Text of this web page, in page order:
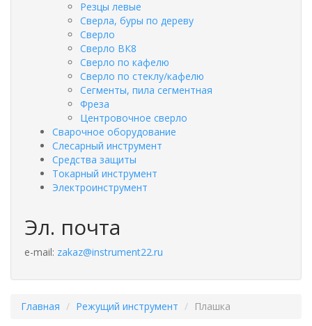
Резцы левые
Сверла, буры по дереву
Сверло
Сверло ВК8
Сверло по кафелю
Сверло по стеклу/кафелю
Сегменты, пила сегментная
Фреза
Центровочное сверло
Сварочное оборудование
Слесарный инструмент
Средства защиты
Токарный инструмент
Электроинструмент
Эл. почта
e-mail: zakaz@instrument22.ru
Главная Режущий инструмент Плашка